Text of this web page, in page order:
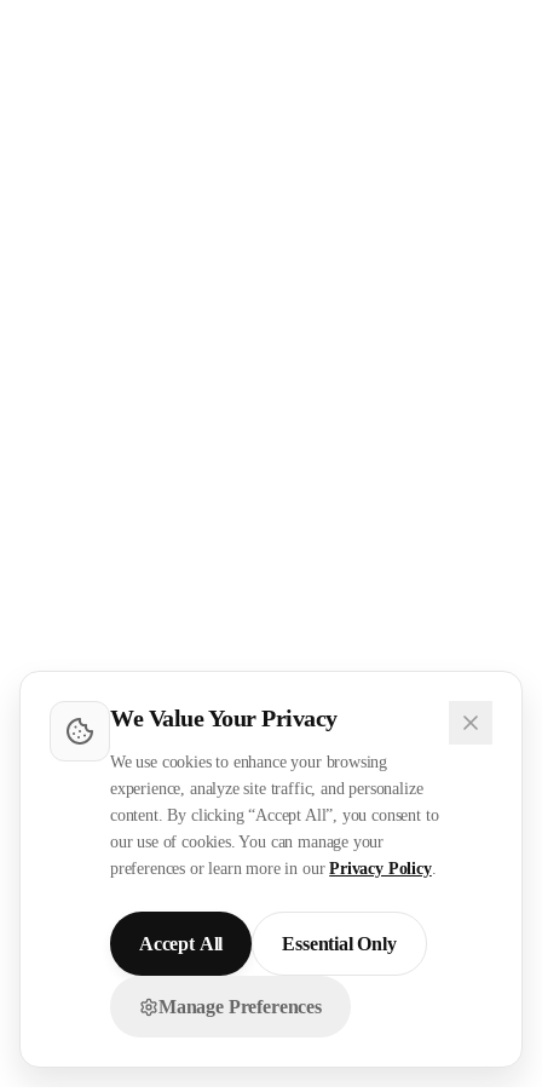
We Value Your Privacy
We use cookies to enhance your browsing
experience, analyze site traffic, and personalize
content. By clicking “Accept All”, you consent to
our use of cookies. You can manage your
preferences or learn more in our Privacy Policy.
Accept All Essential Only
Manage Preferences